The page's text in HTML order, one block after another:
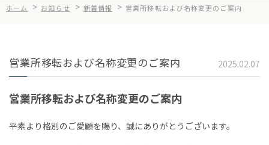
会社案内
健康経営
ホーム > お知らせ > 新着情報 > 営業所移転および名称変更のご案内
営業所移転および名称変更のご案内 2025.02.07
営業所移転および名称変更のご案内
平素より格別のご愛顧を賜り、誠にありがとうございます。